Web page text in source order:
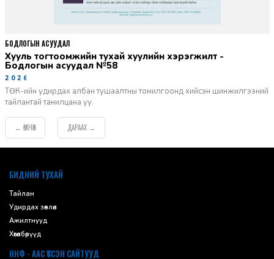
Хууль тогтоомжийн тухай хуулийн хэрэгжилт -
Бодлогын асуудал №58
2026-06-02
ТӨК-ийн удирдах албан тушаалтны томилгоонд хийсэн шинжилгээний
тайлантай танилцана уу.
БОДЛОГЫН АСУУДАЛ
← ӨМНӨХ ДАРААХ →
БИДНИЙ ТУХАЙ
Тайлан
Удирдах зөвлөл
Ажилтнууд
Хөтөлбөрүүд
ННФ - ААС ҮҮССЭН САЙТУУД